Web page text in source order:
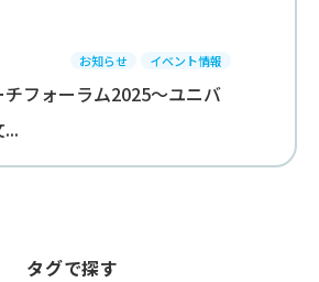
お知らせ イベント情報
フォーラム2025～ユニバ
タグで探す